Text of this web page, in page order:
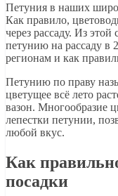
Петуния в наших
Как правило,
через рассаду. Из этой
петунию на рассаду в
регионам и как
Петунию по праву
цветущее всё лето
вазон. Многообразие
лепестки петунии,
любой вкус.
Как
посадки